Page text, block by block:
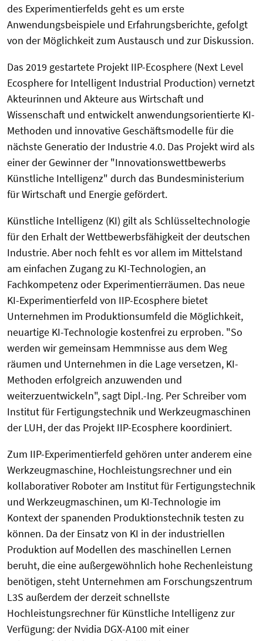
des Experimentierfelds geht es um erste
Anwendungsbeispiele und Erfahrungsberichte, gefolgt
von der Möglichkeit zum Austausch und zur Diskussion.
Das 2019 gestartete Projekt IIP-Ecosphere (Next Level
Ecosphere for Intelligent Industrial Production) vernetzt
Akteurinnen und Akteure aus Wirtschaft und
Wissenschaft und entwickelt anwendungsorientierte KI-
Methoden und innovative Geschäftsmodelle für die
nächste Generatio der Industrie 4.0. Das Projekt wird als
einer der Gewinner der "Innovationswettbewerbs
Künstliche Intelligenz" durch das Bundesministerium
für Wirtschaft und Energie gefördert.
Künstliche Intelligenz (KI) gilt als Schlüsseltechnologie
für den Erhalt der Wettbewerbsfähigkeit der deutschen
Industrie. Aber noch fehlt es vor allem im Mittelstand
am einfachen Zugang zu KI-Technologien, an
Fachkompetenz oder Experimentierräumen. Das neue
KI-Experimentierfeld von IIP-Ecosphere bietet
Unternehmen im Produktionsumfeld die Möglichkeit,
neuartige KI-Technologie kostenfrei zu erproben. "So
werden wir gemeinsam Hemmnisse aus dem Weg
räumen und Unternehmen in die Lage versetzen, KI-
Methoden erfolgreich anzuwenden und
weiterzuentwickeln", sagt Dipl.-Ing. Per Schreiber vom
Institut für Fertigungstechnik und Werkzeugmaschinen
der LUH, der das Projekt IIP-Ecosphere koordiniert.
Zum IIP-Experimentierfeld gehören unter anderem eine
Werkzeugmaschine, Hochleistungsrechner und ein
kollaborativer Roboter am Institut für Fertigungstechnik
und Werkzeugmaschinen, um KI-Technologie im
Kontext der spanenden Produktionstechnik testen zu
können. Da der Einsatz von KI in der industriellen
Produktion auf Modellen des maschinellen Lernen
beruht, die eine außergewöhnlich hohe Rechenleistung
benötigen, steht Unternehmen am Forschungszentrum
L3S außerdem der derzeit schnellste
Hochleistungsrechner für Künstliche Intelligenz zur
Verfügung: der Nvidia DGX-A100 mit einer